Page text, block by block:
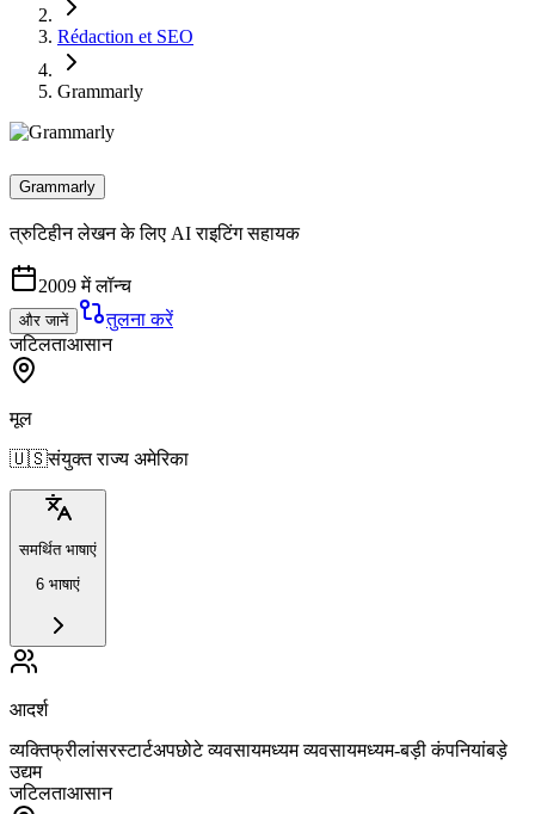
Rédaction et SEO
Grammarly
Grammarly
त्रुटिहीन लेखन के लिए AI राइटिंग सहायक
2009 में लॉन्च
और जानें
तुलना करें
जटिलताआसान
मूल
🇺🇸संयुक्त राज्य अमेरिका
समर्थित भाषाएं
6 भाषाएं
आदर्श
व्यक्तिफ्रीलांसरस्टार्टअपछोटे व्यवसायमध्यम व्यवसायमध्यम-बड़ी कंपनियांबड़े
उद्यम
जटिलताआसान